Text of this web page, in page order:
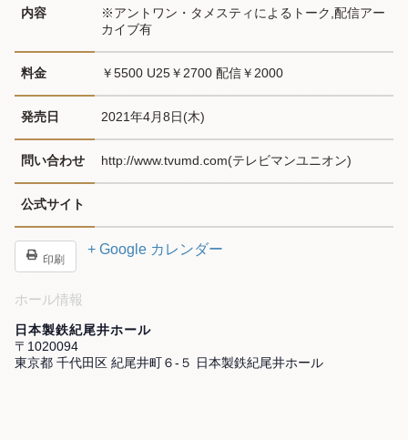
内容
※アントワン・タメスティによるトーク,配信アー
カイブ有
料金 ￥5500 U25￥2700 配信￥2000
発売日 2021年4月8日(木)
問い合わせ http://www.tvumd.com(テレビマンユニオン)
公式サイト
印刷
+ Google カレンダー
ホール情報
日本製鉄紀尾井ホール
〒1020094
東京都 千代田区 紀尾井町６-５ 日本製鉄紀尾井ホール